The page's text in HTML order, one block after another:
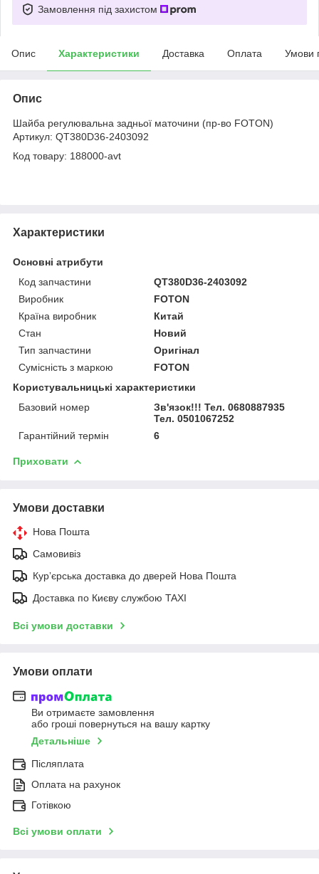
Замовлення під захистом
Опис Характеристики Доставка Оплата Умови
Опис
Шайба регулювальна задньої маточини (пр-во FOTON)
Артикул: QT380D36-2403092
Код товару: 188000-avt
Характеристики
Основні атрибути
Код запчастини
QT380D36-2403092
Виробник
FOTON
Країна виробник
Китай
Стан
Новий
Тип запчастини
Оригінал
Сумісність з маркою
FOTON
Користувальницькі характеристики
Базовий номер
Зв'язок!!! Тел. 0680887935
Тел. 0501067252
Гарантійний термін
6
Приховати
Умови доставки
Нова Пошта
Самовивіз
Курʼєрська доставка до дверей Нова Пошта
Доставка по Києву службою TAXI
Всі умови доставки
Умови оплати
Ви отримаєте замовлення
або гроші повернуться на вашу картку
Детальніше
Післяплата
Оплата на рахунок
Готівкою
Всі умови оплати